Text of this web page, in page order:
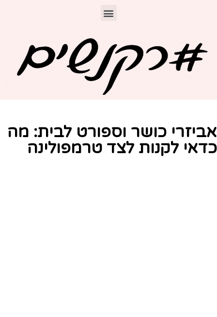
כושר וספורט לבית: מה
לקנות לצד טרמפולינה